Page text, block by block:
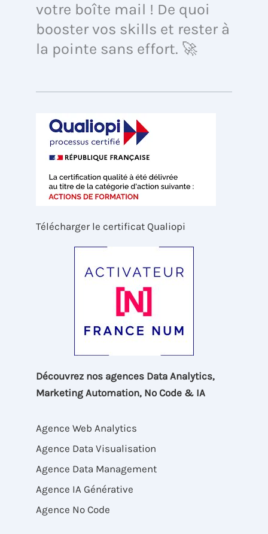
votre boîte mail ! De quoi
booster vos skills et rester à
la pointe sans effort. 🚀
Télécharger le certificat Qualiopi
Découvrez nos agences Data Analytics,
Marketing Automation, No Code & IA
Agence Web Analytics
Agence Data Visualisation
Agence Data Management
Agence IA Générative
Agence No Code